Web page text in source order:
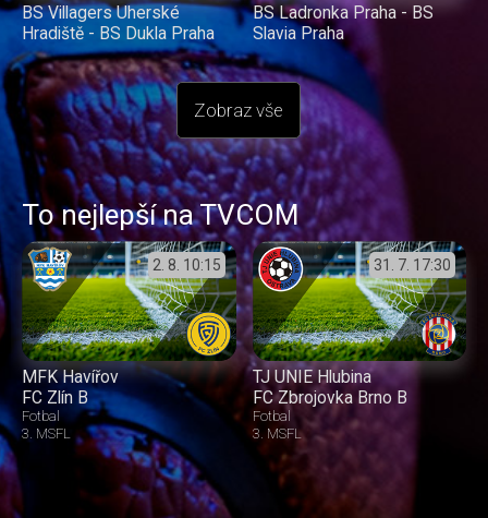
BS Villagers Uherské
Hradiště - BS Dukla Praha
BS Ladronka Praha - BS
Slavia Praha
Zobraz vše
To nejlepší na TVCOM
2. 8. 10:15
MFK Havířov
FC Zlín B
Fotbal
3. MSFL
31. 7. 17:30
TJ UNIE Hlubina
FC Zbrojovka Brno B
Fotbal
3. MSFL